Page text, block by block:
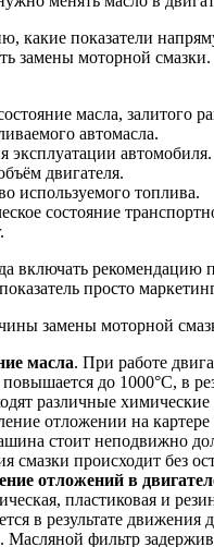
какие показатели
замены моторной
масла, залитого
автомасла.
эксплуатации автомобиля.
двигателя.
используемого топлива.
состояние
включать рекомендацию
просто
замены моторной
масла. При работе
до 1000°C, в
различные
отложении на
стоит неподвижно
смазки происходит без
отложений в
пластиковая и
в результате движения
Масляной фильтр